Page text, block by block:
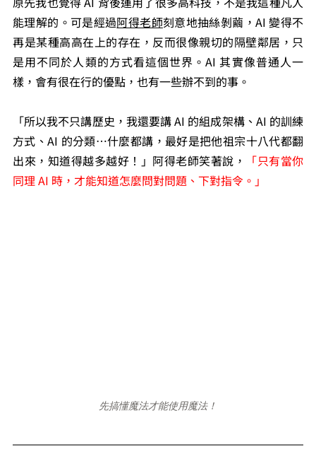
能理解的。可是經過阿得老師刻意地抽絲剝繭，AI 變得不
再是某種高高在上的存在，反而很像親切的隔壁鄰居，只
是用不同於人類的方式看這個世界。AI 其實像普通人一
樣，會有很在行的優點，也有一些辦不到的事。
「所以我不只講歷史，我還要講 AI 的組成架構、AI 的訓練
方式、AI 的分類…什麼都講，最好是把他祖宗十八代都翻
出來，知道得越多越好！」阿得老師笑著說，
「只有當你
同理 AI 時，才能知道怎麼問對問題、下對指令。」
先搞懂魔法才能使用魔法！